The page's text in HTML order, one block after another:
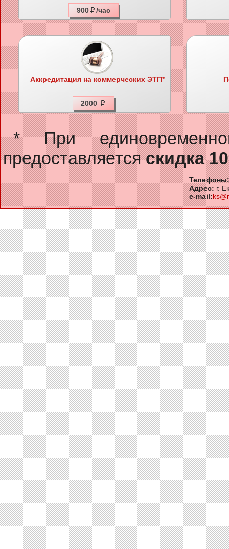
900 /час
Аккредитация на коммерческих ЭТП*
2000
* При
предоставляетсяскидка
Телефоны:
Адрес:г.
e-mail: